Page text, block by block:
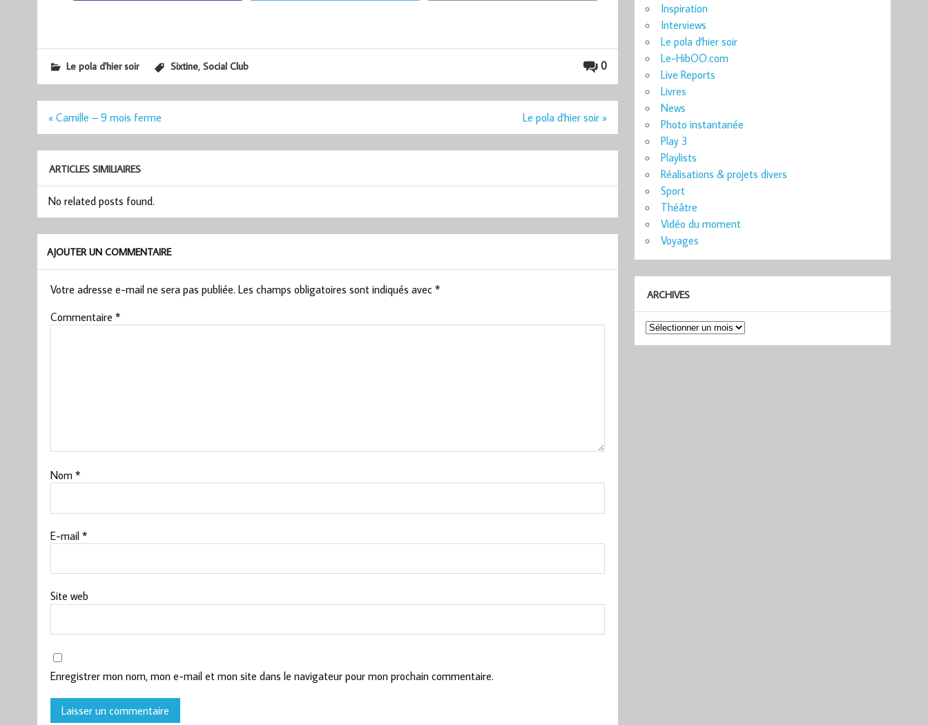
0
Le pola d'hier soir Sixtine, Social Club
Navigation
« Camille – 9 mois ferme Le pola d'hier soir »
ARTICLES SIMILIAIRES
No related posts found.
AJOUTER UN COMMENTAIRE
Votre adresse e-mail ne sera pas publiée. Les champs obligatoires sont indiqués avec *
Commentaire *
Nom *
E-mail *
Site web
Enregistrer mon nom, mon e-mail et mon site dans le navigateur pour mon prochain commentaire.
Inspiration
Interviews
Le pola d'hier soir
Le-HibOO.com
Live Reports
Livres
News
Photo instantanée
Play 3
Playlists
Réalisations & projets divers
Sport
Théâtre
Vidéo du moment
Voyages
ARCHIVES
Archives